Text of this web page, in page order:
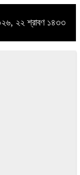
২২ শ্রাবণ ১৪৩৩